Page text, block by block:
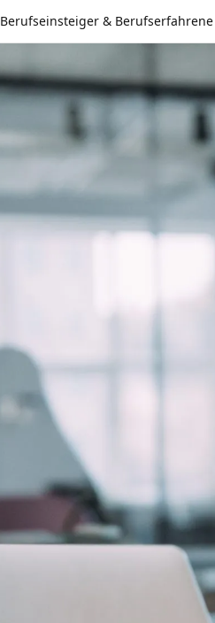
Berufseinsteiger & Berufserfahrene